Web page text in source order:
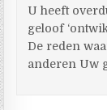
U heeft
geloof
De reden
anderen Uw